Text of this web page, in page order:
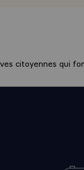
citoyennes qui